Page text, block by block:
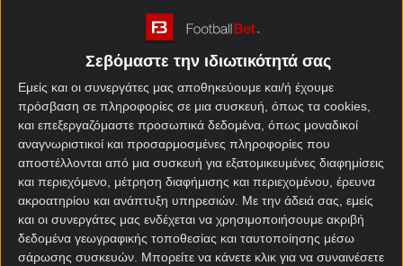
Σεβόμαστε την ιδιωτικότητά σας
Εμείς και οι συνεργάτες μας αποθηκεύουμε και/ή έχουμε
πρόσβαση σε πληροφορίες σε μια συσκευή, όπως τα cookies,
και επεξεργαζόμαστε προσωπικά δεδομένα, όπως μοναδικοί
αναγνωριστικοί και προσαρμοσμένες πληροφορίες που
αποστέλλονται από μια συσκευή για εξατομικευμένες διαφημίσεις
και περιεχόμενο, μέτρηση διαφήμισης και περιεχομένου, έρευνα
ακροατηρίου και ανάπτυξη υπηρεσιών. Με την άδειά σας, εμείς
και οι συνεργάτες μας ενδέχεται να χρησιμοποιήσουμε ακριβή
δεδομένα γεωγραφικής τοποθεσίας και ταυτοποίησης μέσω
σάρωσης συσκευών. Μπορείτε να κάνετε κλικ για να συναινέσετε
Ισπανία μεριά. Συγκεκριμένα, στις 21:30 θα
διεξαχθεί ένας «τελικός παραμονής» στη Σεγούντα
Ντιβιζιόν ανάμεσα σε Λεγκανές και Ουέσκα.
Αμφότερες βρίσκονται στο χείλος του γκρεμού. Η
Λεγκανές με 42 πόντους είναι στο +5 από την
επικίνδυνη ζώνη στηβαθμολογία Β Ισπανίας
ίδια στιγμή η Ουέσκα είναι σε χειρότερη
κατάσταση, αφού βρίσκεται στο -4 από την
παραμονή, τρεις αγώνες πριν από το τέλος της
σεζόν. Γίνεται ευκόλως αντιληπτό λοιπόν ότι
μιλάμε για ένα ματς «θάνατός σου, η ζωή μου».